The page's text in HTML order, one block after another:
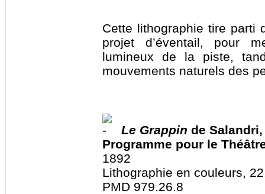
Cette lithographie tire parti
projet d’éventail, pour
lumineux de la piste,
mouvements naturels des
Le Grappin de
Programme pour le
1892
Lithographie en couleurs,
PMD 979.26.8